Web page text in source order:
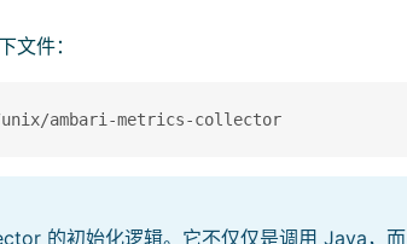
件：
ambari-metrics-timelineservice/conf/unix/ambari-metrics-collector
的初始化逻辑。它不仅仅是调用 Java，而